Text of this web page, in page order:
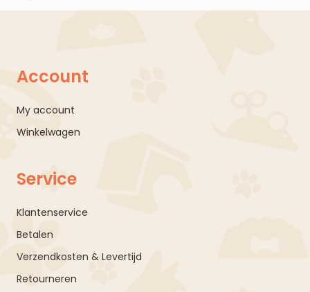
Account
My account
Winkelwagen
Service
Klantenservice
Betalen
Verzendkosten & Levertijd
Retourneren